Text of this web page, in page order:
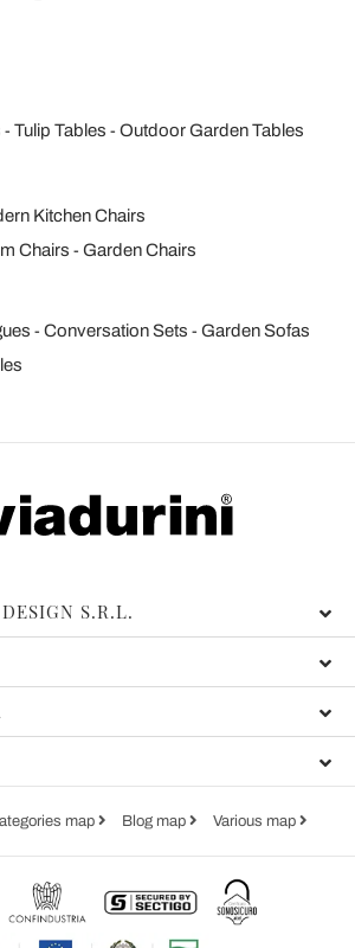
Tulip Tables Outdoor Garden Tables
Kitchen Chairs
Chairs
Garden Chairs
Conversation Sets
Garden Sofas
S.R.L.
map Blog map Various map